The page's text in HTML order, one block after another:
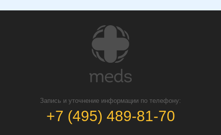
Запись и уточнение информации по телефону:
+7 (495) 489-81-70